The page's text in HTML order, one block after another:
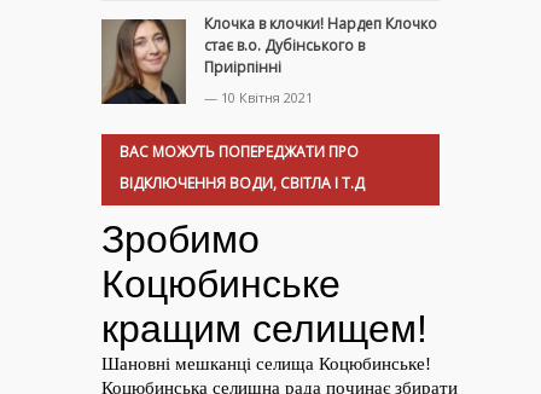
Клочка в клочки! Нардеп Клочко
стає в.о. Дубінського в
Приірпінні
— 10 Квітня 2021
ВАС МОЖУТЬ ПОПЕРЕДЖАТИ ПРО
ВІДКЛЮЧЕННЯ ВОДИ, СВІТЛА І Т.Д